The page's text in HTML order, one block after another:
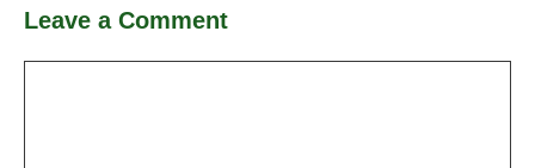
Leave a Comment